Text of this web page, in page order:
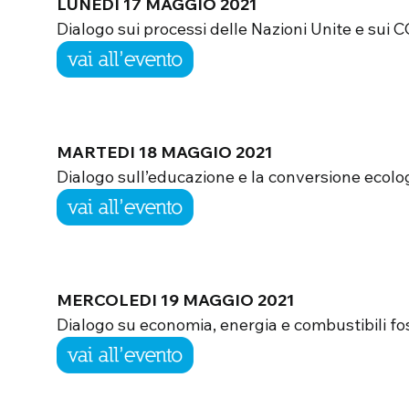
LUNEDI 17 MAGGIO 2021
Dialogo sui processi delle Nazioni Unite e sui
MARTEDI 18 MAGGIO 2021
Dialogo sull’educazione e la conversione
MERCOLEDI 19 MAGGIO 2021
Dialogo su economia, energia e combustibili